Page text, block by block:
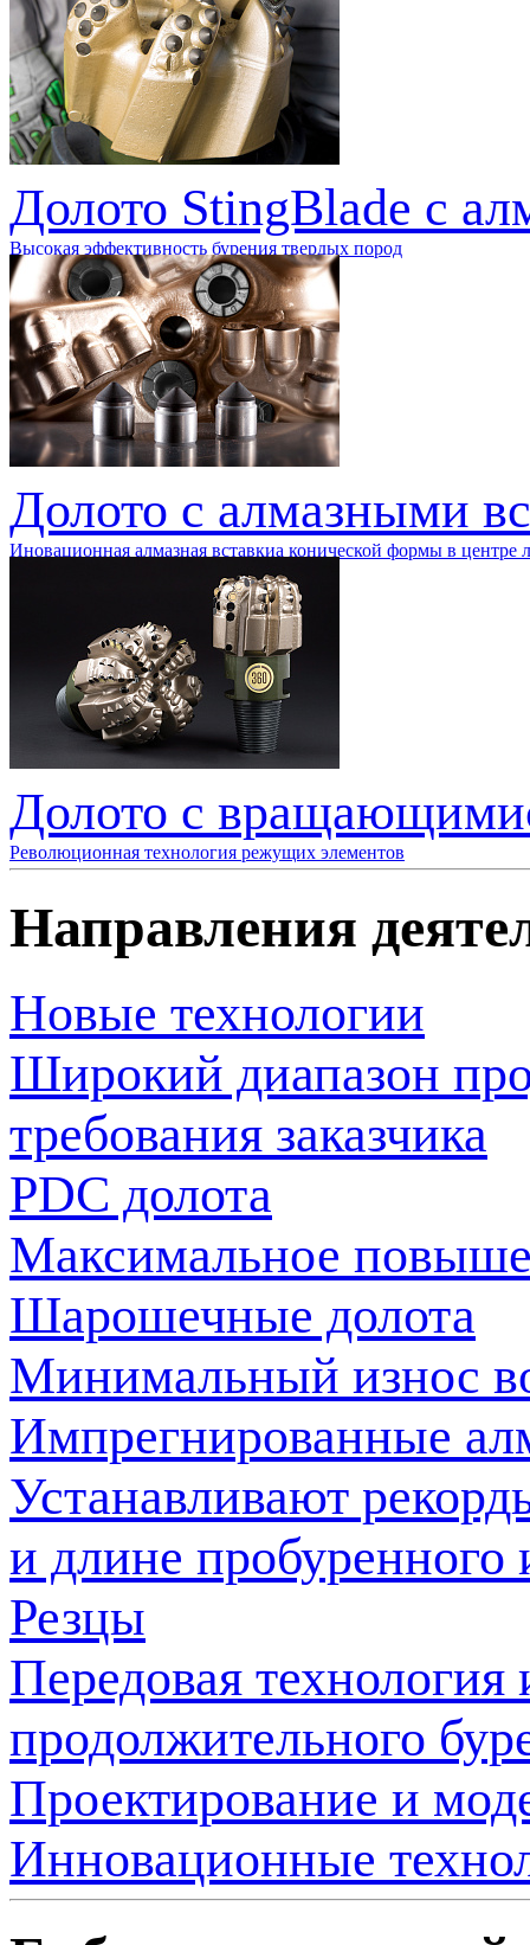
Долото StingBlade с
Высокая эффективность бурения твердых пород
Долото с алмазными
Иновационная алмазная вставкиа конической формы в центре
Долото с
Революционная технология режущих элементов
Направления
Новые технологии
Широкий диапазон
требования заказчика
PDC долота
Максимальное
Шарошечные долота
Минимальный износ
Импрегнированные
Устанавливают
и длине пробуренного
Резцы
Передовая технология
продолжительного
Проектирование и
Инновационные